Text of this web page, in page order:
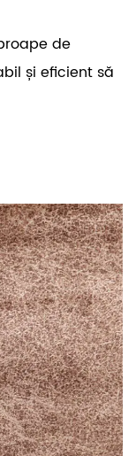
de
și eficient să